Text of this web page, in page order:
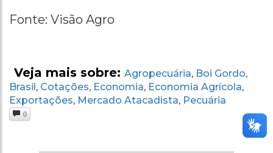
Fonte: Visão Agro
Veja mais sobre: Agropecuária, Boi Gordo,
Brasil, Cotações, Economia, Economia Agrícola,
Exportações, Mercado Atacadista, Pecuária
0